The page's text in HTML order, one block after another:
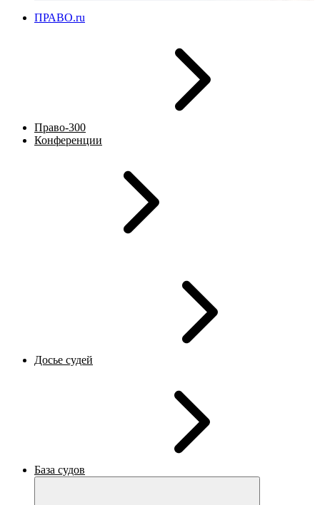
ПРАВО.ru
Право-300
Конференции
Досье судей
База судов